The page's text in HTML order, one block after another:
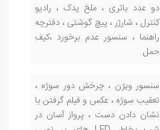
دو عدد باتری ، ملخ یدک ، رادیو
کنترل ، شارژر ، پیچ گوشتی ، دفترچه
راهنما ، سنسور عدم برخورد ،کیف
حمل
سنسور ویژن ، چرخش دور سوژه ،
تعقیب سوژه ، عکس و فیلم گرفتن با
نشان دادن دست ، پرواز آسان در